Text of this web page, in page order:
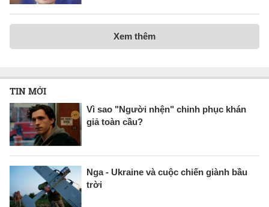
Xem thêm
TIN MỚI
Vì sao "Người nhện" chinh phục khán
giả toàn cầu?
Nga - Ukraine và cuộc chiến giành bầu
trời